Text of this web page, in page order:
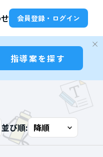
会員登録・ログイン
指導案を探す
並び順: